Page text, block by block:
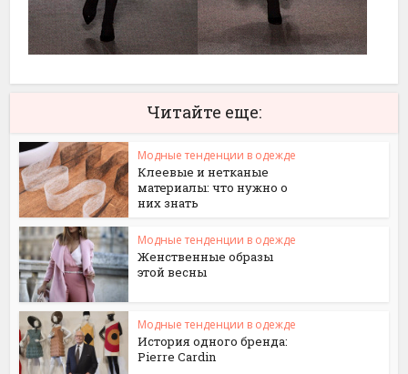
Читайте еще:
Модные тенденции в одежде
Клеевые и нетканые
материалы: что нужно о
них знать
Модные тенденции в одежде
Женственные образы
этой весны
Модные тенденции в одежде
История одного бренда:
Pierre Cardin